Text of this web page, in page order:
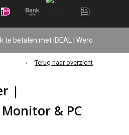
te betalen met iDEAL | Wero
Terug naar overzicht
|
& PC